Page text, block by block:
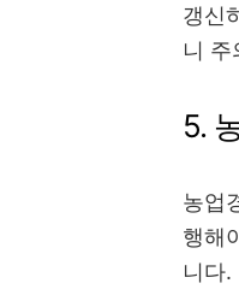
갱신
니 주
5.
농업
행해
니다.